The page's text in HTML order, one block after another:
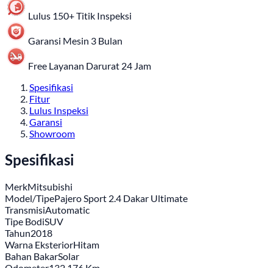
Lulus 150+ Titik Inspeksi
Garansi Mesin 3 Bulan
Free Layanan Darurat 24 Jam
Spesifikasi
Fitur
Lulus Inspeksi
Garansi
Showroom
Spesifikasi
MerkMitsubishi
Model/TipePajero Sport 2.4 Dakar Ultimate
TransmisiAutomatic
Tipe BodiSUV
Tahun2018
Warna EksteriorHitam
Bahan BakarSolar